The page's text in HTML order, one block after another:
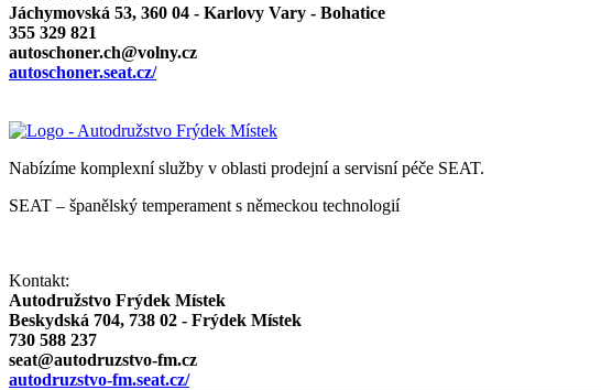
Jáchymovská 53, 360 04 - Karlovy Vary - Bohatice
355 329 821
autoschoner.ch@volny.cz
autoschoner.seat.cz/
Nabízíme komplexní služby v oblasti prodejní a servisní péče SEAT.
SEAT – španělský temperament s německou technologií
Kontakt:
Autodružstvo Frýdek Místek
Beskydská 704, 738 02 - Frýdek Místek
730 588 237
seat@autodruzstvo-fm.cz
autodruzstvo-fm.seat.cz/